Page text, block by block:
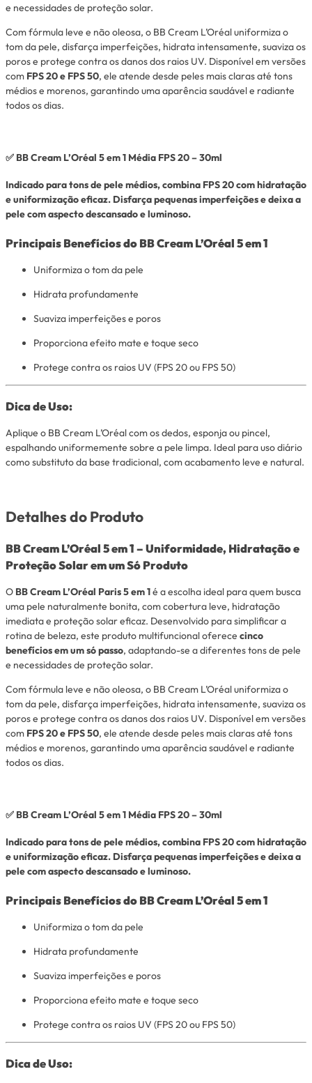
e necessidades de proteção solar.
Com fórmula leve e não oleosa, o BB Cream L’Oréal uniformiza o
tom da pele, disfarça imperfeições, hidrata intensamente, suaviza os
poros e protege contra os danos dos raios UV. Disponível em versões
com FPS 20 e FPS 50, ele atende desde peles mais claras até tons
médios e morenos, garantindo uma aparência saudável e radiante
todos os dias.
✅ BB Cream L’Oréal 5 em 1 Média FPS 20 – 30ml
Indicado para tons de pele médios, combina FPS 20com hidratação
e uniformização eficaz. Disfarça pequenas imperfeições e deixa a
pele com aspecto descansado e luminoso.
Principais Benefícios do BB Cream L’Oréal 5 em 1
Uniformiza o tom da pele
Hidrata profundamente
Suaviza imperfeições e poros
Proporciona efeito mate e toque seco
Protege contra os raios UV (FPS 20 ou FPS 50)
Dica de Uso:
Aplique o BB Cream L’Oréal com os dedos, esponja ou pincel,
espalhando uniformemente sobre a pele limpa. Ideal para uso diário
como substituto da base tradicional, com acabamento leve e natural.
Detalhes do Produto
BB Cream L’Oréal 5 em 1 – Uniformidade, Hidratação e
Proteção Solar em um Só Produto
O BB Cream L’Oréal Paris 5 em 1é a escolha ideal para quem busca
uma pele naturalmente bonita, com cobertura leve, hidratação
imediata e proteção solar eficaz. Desenvolvido para simplificar a
rotina de beleza, este produto multifuncional oferece cinco
benefícios em um só passo, adaptando-se a diferentes tons de pele
e necessidades de proteção solar.
Com fórmula leve e não oleosa, o BB Cream L’Oréal uniformiza o
tom da pele, disfarça imperfeições, hidrata intensamente, suaviza os
poros e protege contra os danos dos raios UV. Disponível em versões
com FPS 20 e FPS 50, ele atende desde peles mais claras até tons
médios e morenos, garantindo uma aparência saudável e radiante
todos os dias.
✅ BB Cream L’Oréal 5 em 1 Média FPS 20 – 30ml
Indicado para tons de pele médios, combina FPS 20com hidratação
e uniformização eficaz. Disfarça pequenas imperfeições e deixa a
pele com aspecto descansado e luminoso.
Principais Benefícios do BB Cream L’Oréal 5 em 1
Uniformiza o tom da pele
Hidrata profundamente
Suaviza imperfeições e poros
Proporciona efeito mate e toque seco
Protege contra os raios UV (FPS 20 ou FPS 50)
Dica de Uso: